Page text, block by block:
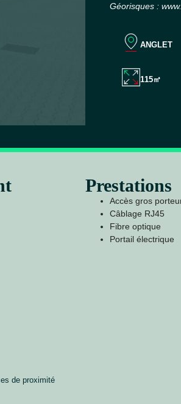
Géorisques :
ANGLET
115㎡
de proximité
Prestations
Accès gros
Câblage RJ45
Fibre optique
Portail électrique